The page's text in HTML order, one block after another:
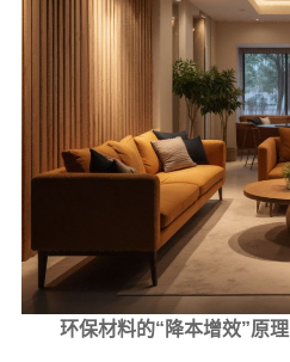
环保材料的“降本增效”原理